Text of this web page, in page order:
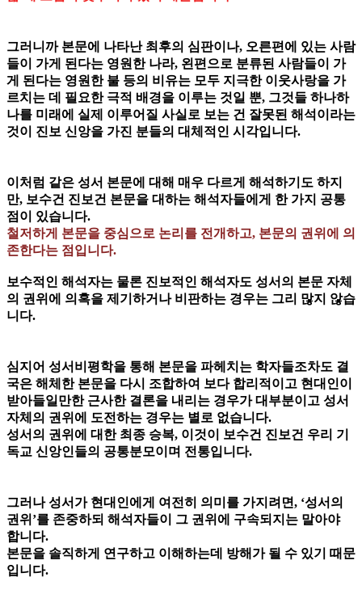
그러니까 본문에 나타난 최후의 심판이나, 오른편에 있는 사람
들이 가게 된다는 영원한 나라, 왼편으로 분류된 사람들이 가
게 된다는 영원한 불 등의 비유는 모두 지극한 이웃사랑을 가
르치는 데 필요한 극적 배경을 이루는 것일 뿐, 그것들 하나하
나를 미래에 실제 이루어질 사실로 보는 건 잘못된 해석이라는
것이 진보 신앙을 가진 분들의 대체적인 시각입니다.
이처럼 같은 성서 본문에 대해 매우 다르게 해석하기도 하지
만, 보수건 진보건 본문을 대하는 해석자들에게 한 가지 공통
점이 있습니다.
철저하게 본문을 중심으로 논리를 전개하고, 본문의 권위에 의
존한다는 점입니다.
보수적인 해석자는 물론 진보적인 해석자도 성서의 본문 자체
의 권위에 의혹을 제기하거나 비판하는 경우는 그리 많지 않습
니다.
심지어 성서비평학을 통해 본문을 파헤치는 학자들조차도 결
국은 해체한 본문을 다시 조합하여 보다 합리적이고 현대인이
받아들일만한 근사한 결론을 내리는 경우가 대부분이고 성서
자체의 권위에 도전하는 경우는 별로 없습니다.
성서의 권위에 대한 최종 승복, 이것이 보수건 진보건 우리 기
독교 신앙인들의 공통분모이며 전통입니다.
그러나 성서가 현대인에게 여전히 의미를 가지려면, ‘성서의
권위’를 존중하되 해석자들이 그 권위에 구속되지는 말아야
합니다.
본문을 솔직하게 연구하고 이해하는데 방해가 될 수 있기 때문
입니다.